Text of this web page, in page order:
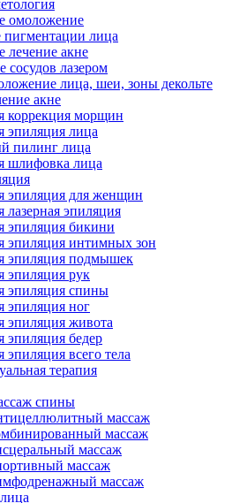
омоложение
пигментации лица
лечение акне
сосудов лазером
лица, шеи, зоны декольте
акне
коррекция морщин
эпиляция лица
пилинг лица
шлифовка лица
эпиляция для женщин
эпиляция
эпиляция бикини
эпиляция интимных зон
эпиляция подмышек
эпиляция рук
эпиляция спины
эпиляция ног
эпиляция живота
эпиляция бедер
эпиляция всего тела
терапия
спины
массаж
массаж
массаж
массаж
массаж